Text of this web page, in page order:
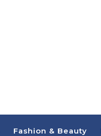
Fashion & Beauty